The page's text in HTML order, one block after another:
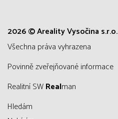
2026 © Areality Vysočina s.r.o.
všechna práva vyhrazena
Povinně zveřejňované informace
Realitní SWRealman
Hledám